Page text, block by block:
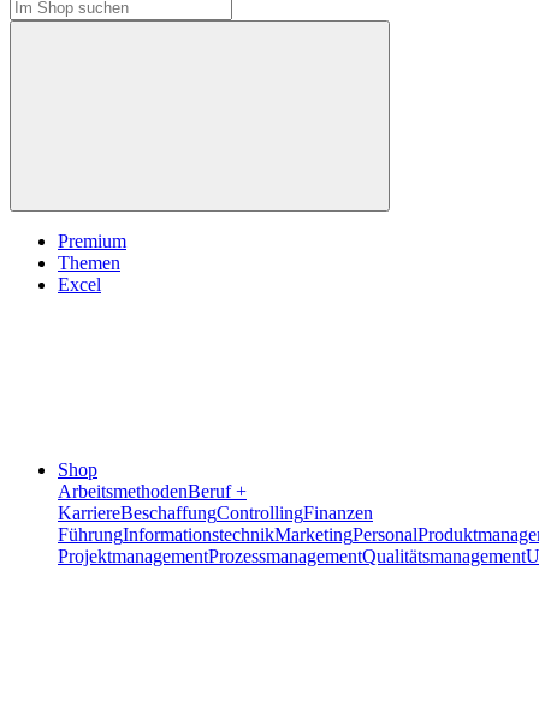
Premium
Themen
Excel
Shop
ArbeitsmethodenBeruf +
KarriereBeschaffungControllingFinanzen
FührungInformationstechnikMarketingPersonal
ProjektmanagementProzessmanagementQualitätsmanagement